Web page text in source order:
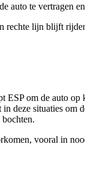
te vertragen
rechte lijn blijft
om de auto op
deze situaties om
vooral in